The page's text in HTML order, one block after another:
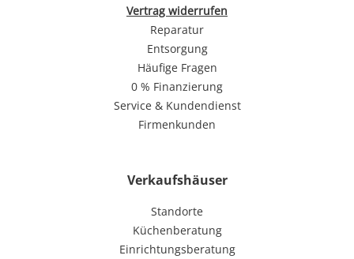
Vertrag widerrufen
Reparatur
Entsorgung
Häufige Fragen
0 % Finanzierung
Service & Kundendienst
Firmenkunden
Verkaufshäuser
Standorte
Küchenberatung
Einrichtungsberatung